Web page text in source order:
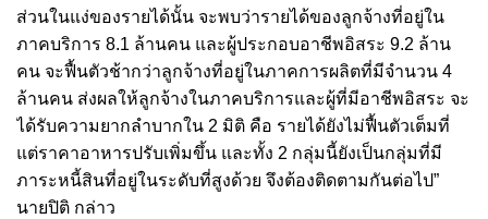
ส่วนในแง่ของรายได้นั้น จะพบว่ารายได้ของลูกจ้างที่อยู่ใน
ภาคบริการ 8.1 ล้านคน และผู้ประกอบอาชีพอิสระ 9.2 ล้าน
คน จะฟื้นตัวช้ากว่าลูกจ้างที่อยู่ในภาคการผลิตที่มีจำนวน 4
ล้านคน ส่งผลให้ลูกจ้างในภาคบริการและผู้ที่มีอาชีพอิสระ จะ
ได้รับความยากลำบากใน 2 มิติ คือ รายได้ยังไม่ฟื้นตัวเต็มที่
แต่ราคาอาหารปรับเพิ่มขึ้น และทั้ง 2 กลุ่มนี้ยังเป็นกลุ่มที่มี
ภาระหนี้สินที่อยู่ในระดับที่สูงด้วย จึงต้องติดตามกันต่อไป”
นายปิติ กล่าว